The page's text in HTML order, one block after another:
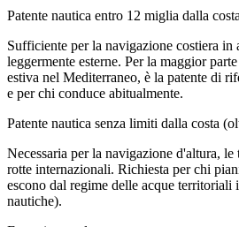
Patente nautica entro 12 miglia dalla
Sufficiente per la navigazione costiera in
leggermente esterne. Per la maggior
estiva nel Mediterraneo, è la patente di
e per chi conduce abitualmente.
Patente nautica senza limiti dalla costa
Necessaria per la navigazione d'altura,
rotte internazionali. Richiesta per chi
escono dal regime delle acque territoriali
nautiche).